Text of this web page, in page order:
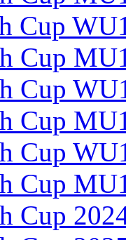
Cup
Cup
Cup
Cup
Cup
Cup
Cup